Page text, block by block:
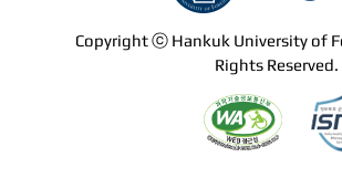
Copyright ⓒ Hankuk University of
Rights Reserved.